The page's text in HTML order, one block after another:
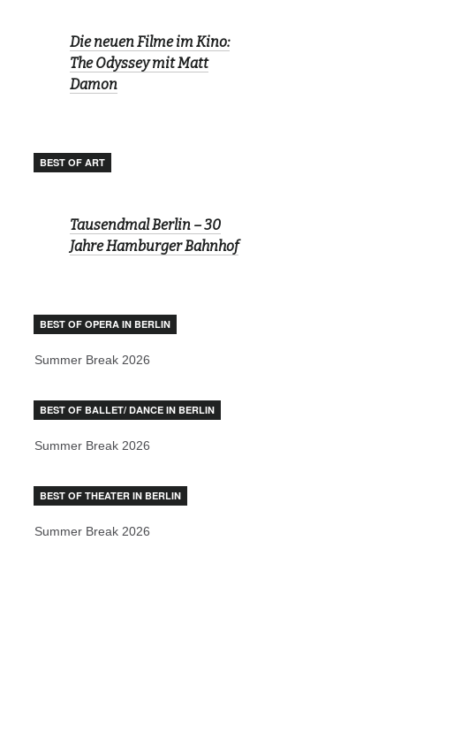
Die neuen Filme im Kino:
The Odyssey mit Matt
Damon
BEST OF ART
Tausendmal Berlin – 30
Jahre Hamburger Bahnhof
BEST OF OPERA IN BERLIN
Summer Break 2026
BEST OF BALLET/ DANCE IN BERLIN
Summer Break 2026
BEST OF THEATER IN BERLIN
Summer Break 2026